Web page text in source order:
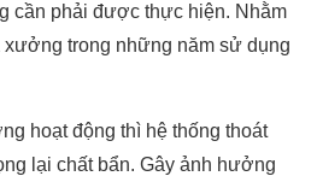
cần phải được thực hiện. Nhằm
xưởng trong những năm sử dụng
hoạt động thì hệ thống thoát
lại chất bẩn. Gây ảnh hưởng